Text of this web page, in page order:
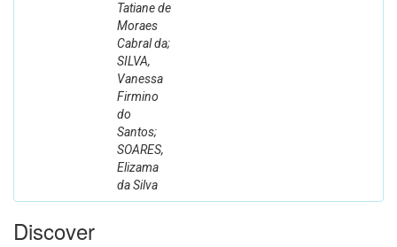
Tatiane de
Moraes
Cabral da;
SILVA,
Vanessa
Firmino
do
Santos;
SOARES,
Elizama
da Silva
Discover